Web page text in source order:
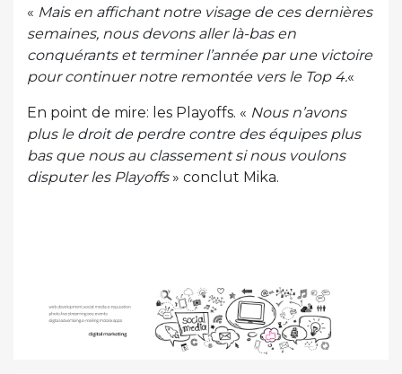
« Mais en affichant notre visage de ces dernières
semaines, nous devons aller là-bas en
conquérants et terminer l’année par une victoire
pour continuer notre remontée vers le Top 4.«
En point de mire: les Playoffs. « Nous n’avons
plus le droit de perdre contre des équipes plus
bas que nous au classement si nous voulons
disputer les Playoffs» conclut Mika.